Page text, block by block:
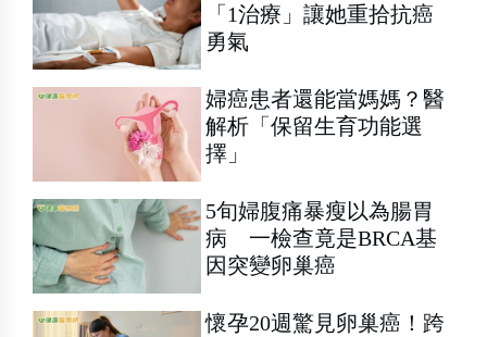
「1治療」讓她重拾抗癌
勇氣
婦癌患者還能當媽媽？醫
解析「保留生育功能選
擇」
5旬婦腹痛暴瘦以為腸胃
病 一檢查竟是BRCA基
因突變卵巢癌
懷孕20週驚見卵巢癌！跨